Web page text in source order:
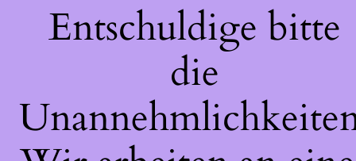
Entschuldige bitte
die